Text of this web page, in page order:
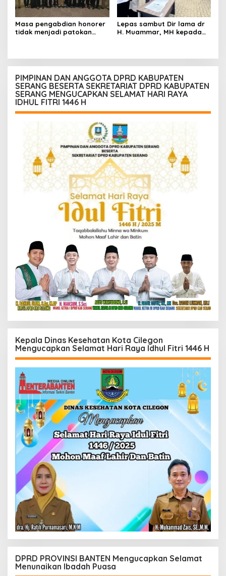
Masa pengabdian honorer
tidak menjadi patokan
Lepas sambut Dir lama dr
H. Muammar, MH kepada
PIMPINAN DAN ANGGOTA DPRD KABUPATEN
SERANG BESERTA SEKRETARIAT DPRD KABUPATEN
SERANG MENGUCAPKAN SELAMAT HARI RAYA
IDHUL FITRI 1446 H
Kepala Dinas Kesehatan Kota Cilegon
Mengucapkan Selamat Hari Raya Idhul Fitri 1446 H
DPRD PROVINSI BANTEN Mengucapkan Selamat
Menunaikan Ibadah Puasa